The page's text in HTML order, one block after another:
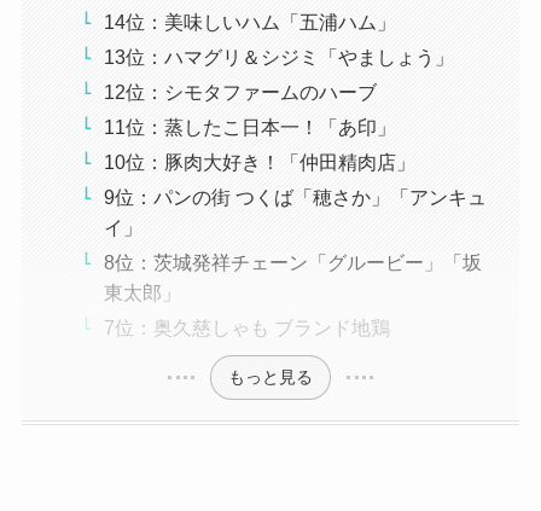
14位：美味しいハム「五浦ハム」
13位：ハマグリ＆シジミ「やましょう」
12位：シモタファームのハーブ
11位：蒸したこ日本一！「あ印」
10位：豚肉大好き！「仲田精肉店」
9位：パンの街 つくば「穂さか」「アンキュ
イ」
8位：茨城発祥チェーン「グルービー」「坂
東太郎」
7位：奥久慈しゃも ブランド地鶏
もっと見る